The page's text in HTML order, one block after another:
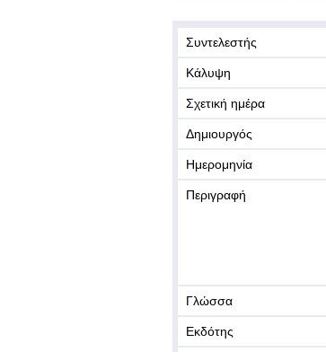
Συντελεστής
Κάλυψη
Σχετική ημέρα
Δημιουργός
Ημερομηνία
Περιγραφή
Γλώσσα
Εκδότης